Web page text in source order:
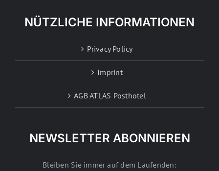
NÜTZLICHE INFORMATIONEN
Privacy Policy
Imprint
AGB ATLAS Posthotel
NEWSLETTER ABONNIEREN
Bleiben Sie immer auf dem Laufenden: